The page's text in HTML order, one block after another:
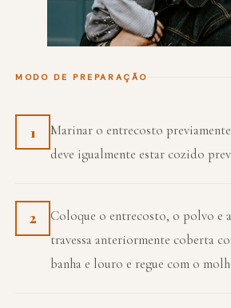
MODO DE PREPARAÇÃO
1
Marinar o entrecosto
deve igualmente estar cozido
2
Coloque o entrecosto, o polvo e
travessa anteriormente coberta
banha e louro e regue com o